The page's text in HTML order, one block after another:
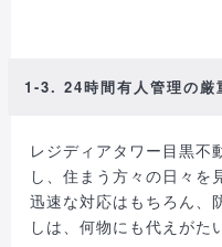
1-3. 24時間有人管理の厳
レジディアタワー目黒不
し、住まう方々の日々を
迅速な対応はもちろん、
しは、何物にも代えがた